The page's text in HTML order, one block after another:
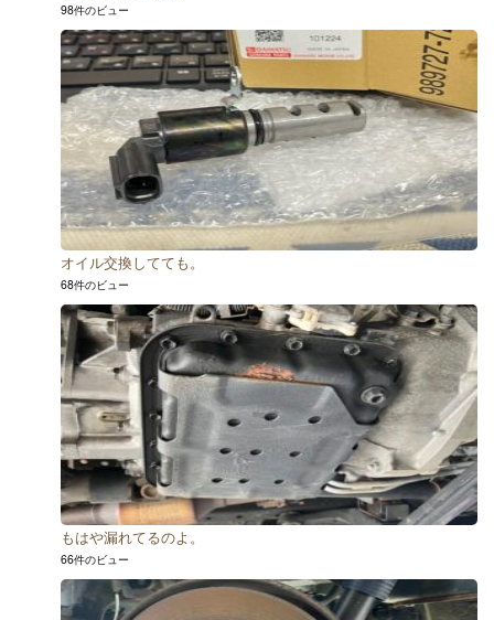
98件のビュー
オイル交換してても。
68件のビュー
もはや漏れてるのよ。
66件のビュー